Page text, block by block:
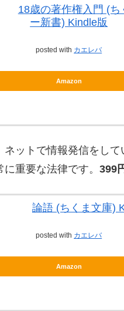
18歳の著作権入門 (ち
ー新書) Kindle版
posted with カエレバ
Amazon
ネットで情報発信をして
重要な法律です。 399
論語 (ちくま文庫)
posted with カエレバ
Amazon